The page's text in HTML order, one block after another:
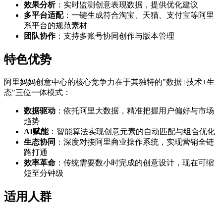
效果分析：实时监测创意表现数据，提供优化建议
多平台适配：一键生成符合淘宝、天猫、支付宝等阿里
系平台的规范素材
团队协作：支持多账号协同创作与版本管理
特色优势
阿里妈妈创意中心的核心竞争力在于其独特的"数据+技术+生
态"三位一体模式：
数据驱动 ：依托阿里大数据，精准把握用户偏好与市场
趋势
AI赋能：智能算法实现创意元素的自动匹配与组合优化
生态协同 ：深度对接阿里商业操作系统，实现营销全链
路打通
效率革命 ：传统需要数小时完成的创意设计，现在可缩
短至分钟级
适用人群